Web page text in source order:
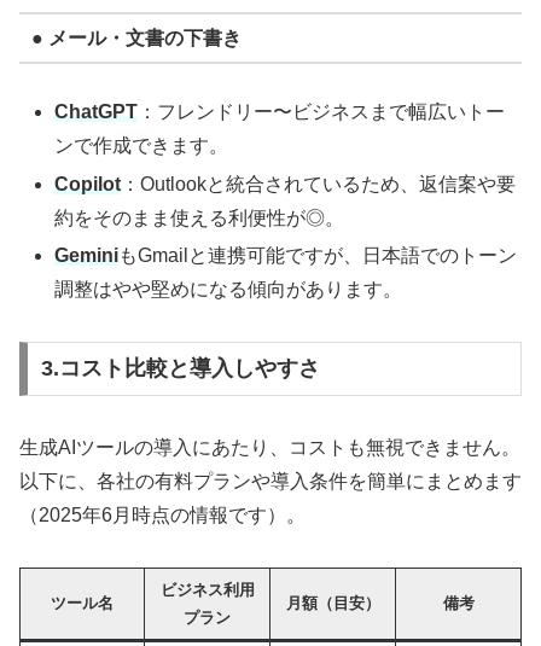
● メール・文書の下書き
ChatGPT ：フレンドリー〜ビジネスまで幅広いトー
ンで作成できます。
Copilot ：Outlookと統合されているため、返信案や要
約をそのまま使える利便性が◎。
GeminiもGmailと連携可能ですが、日本語でのトーン
調整はやや堅めになる傾向があります。
3.コスト比較と導入しやすさ
生成AIツールの導入にあたり、コストも無視できません。
以下に、各社の有料プランや導入条件を簡単にまとめます
（2025年6月時点の情報です）。
ツール名
ビジネス利用
プラン
月額（目安） 備考